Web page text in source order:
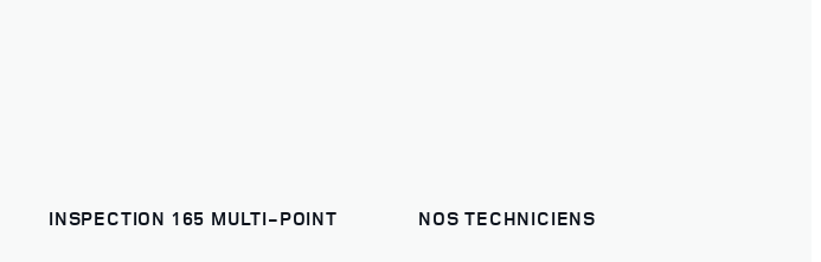
INSPECTION 165 MULTI-POINT NOS TECHNICIENS